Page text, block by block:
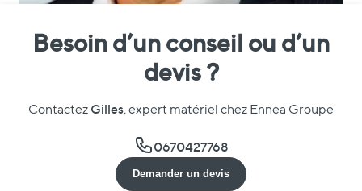
Besoin d’un conseil ou d’un
devis ?
Contactez Gilles, expert matériel chez Ennea Groupe
0670427768
Demander un devis